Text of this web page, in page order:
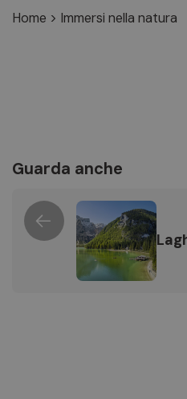
Home > Immersi nella natura
Guarda anche